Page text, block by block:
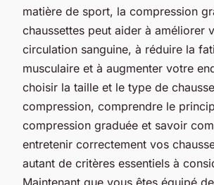
matière de sport, la compression
chaussettes peut aider à améliorer
circulation sanguine, à réduire la
musculaire et à augmenter votre
choisir la taille et le type de
compression, comprendre le
compression graduée et savoir
entretenir correctement vos
autant de critères essentiels à
Maintenant que vous êtes équipé